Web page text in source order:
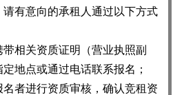
有意向的承租人通过以下方式
相关资质证明（营业执照副
地点或通过电话联系报名；
者进行资质审核，确认竞租资